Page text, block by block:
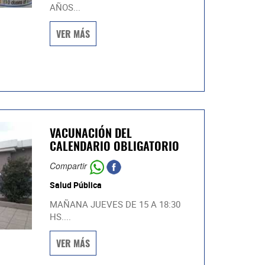
AÑOS...
VER MÁS
VACUNACIÓN DEL
CALENDARIO OBLIGATORIO
Compartir
Salud Pública
MAÑANA JUEVES DE 15 A 18:30
HS....
VER MÁS